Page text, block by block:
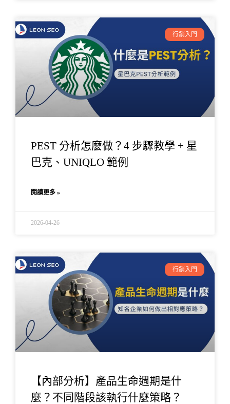
行銷入門
PEST 分析怎麼做？4 步驟教學 + 星
巴克、UNIQLO 範例
閱讀更多 »
2026-04-26
行銷入門
【內部分析】產品生命週期是什
麼？不同階段該執行什麼策略？